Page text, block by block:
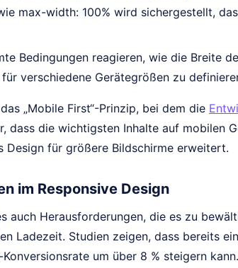
max-width: 100% wird sichergestellt,
Bedingungen reagieren, wie die Breite
verschiedene Gerätegrößen zu
„Mobile First“-Prinzip, bei dem die
dass die wichtigsten Inhalte auf mobilen
für größere Bildschirme erweitert.
im Responsive Design
auch Herausforderungen, die es zu
Ladezeit. Studien zeigen, dass bereits
um über 8 % steigern